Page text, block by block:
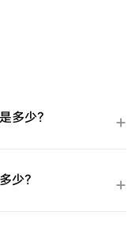
多少？
少？